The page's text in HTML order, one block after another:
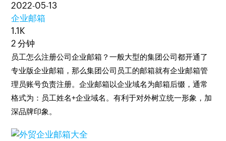
2022-05-13
企业邮箱
1.1K
2 分钟
员工怎么注册公司企业邮箱？一般大型的集团公司都开通了
专业版企业邮箱，那么集团公司员工的邮箱就有企业邮箱管
理员账号负责注册。企业邮箱以企业域名为邮箱后缀，通常
格式为：员工姓名+企业域名。有利于对外树立统一形象，加
深品牌印象。